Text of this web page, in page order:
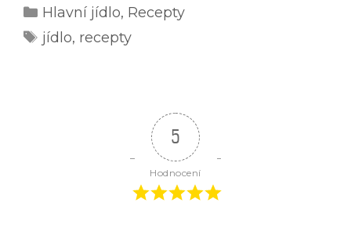
Rubriky
Hlavní jídlo, Recepty
Štítky
jídlo, recepty
5
Hodnocení